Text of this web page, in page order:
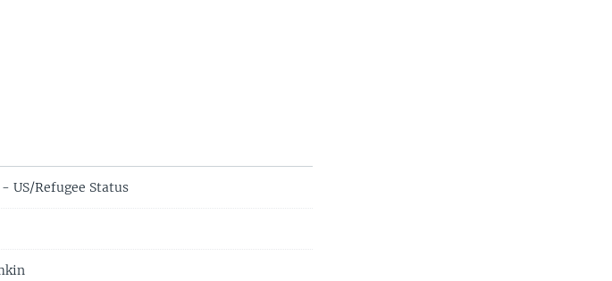
US/Refugee Status